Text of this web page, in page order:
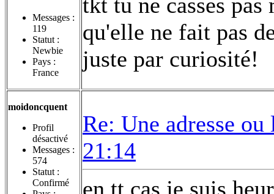
Messages :
119
Statut :
Newbie
Pays :
France
qu'elle ne fait pas
juste par curiosité!
moidoncquent
Profil
désactivé
Messages :
574
Statut :
Confirmé
Re: Une adresse
21:14
en tt cas je suis